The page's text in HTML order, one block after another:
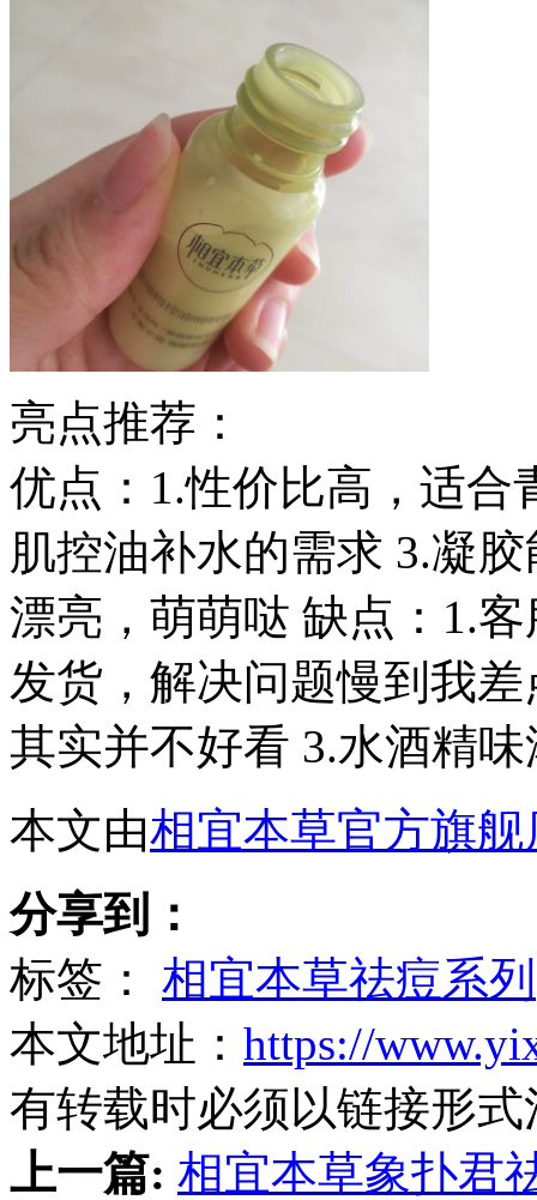
亮点推荐：
优点：1.性价比高，适合
肌控油补水的需求 3.凝
漂亮，萌萌哒 缺点：1.
发货，解决问题慢到我
其实并不好看 3.水酒精味
本文由相宜本草官方旗舰
分享到：
标签： 相宜本草祛痘系列
本文地址： https://
有转载时必须以链接形
上一篇: 相宜本草象扑君